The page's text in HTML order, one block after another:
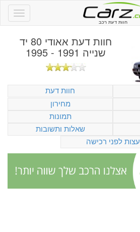
חוות דעת רכב
חוות דעת אאודי 80 יד
שנייה 1991 - 1995
חוות דעת
מחירון
תמונות
שאלות ותשובות
עצות לפני רכישה